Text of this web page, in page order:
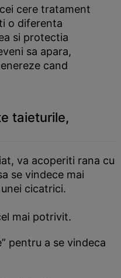
cere tratament
o diferenta
si protectia
sa apara,
cand
taieturile,
va acoperiti rana cu
se vindece mai
cicatrici.
mai potrivit.
pentru a se vindeca